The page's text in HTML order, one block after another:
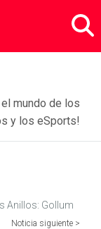
el mundo de los
y los eSports!
Anillos: Gollum
Noticia siguiente >